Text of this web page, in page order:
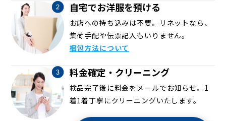
自宅でお洋服を預ける
お店への持ち込みは不要。リネットなら、
集荷手配や伝票記入もいりません。
梱包方法について
料金確定・クリーニング
検品完了後に料金をメールでお知らせ。1
着1着丁寧にクリーニングいたします。